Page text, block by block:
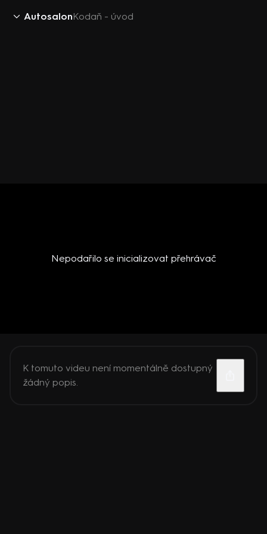
AutosalonKodaň - úvod
Nepodařilo se inicializovat přehrávač
K tomuto videu není momentálně dostupný
žádný popis.